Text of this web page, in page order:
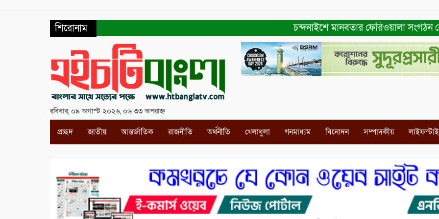
শিরোনাম চন্দনাইশে মানবতার ফেরিওয়ালা সংগঠন
রবিবার, ০৯ অগাস্ট ২০২৬, ০৬:৩৩ অপরাহ্ন
প্রচ্ছদ জাতীয় আন্তর্জাতিক রাজনীতি অর্থনীতি খেলাধুলা গনমাধ্যম বিনোদন সম্পাদকীয়